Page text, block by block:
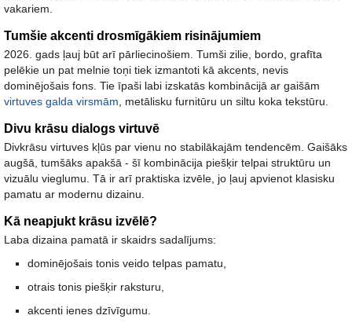
vakariem.
Tumšie akcenti drosmīgākiem risinājumiem
2026. gads ļauj būt arī pārliecinošiem. Tumši zilie bordo grafīta
pelēkie un pat melnie toņi tiek izmantoti kā akcents, nevis
dominējošais fons. Tie īpaši labi izskatās kombinācijā ar gaišām
virtuves galda virsmām , metālisku furnitūru un siltu koka tekstūru.
Divu krāsu dialogs virtuvē
Divkrāsu virtuves kļūs par vienu no stabilākajām tendencēm. Gaišāks
augšā tumšāks apakšā - šī kombinācija piešķir telpai struktūru un
vizuālu vieglumu. Tā ir arī praktiska izvēle, jo ļauj apvienot klasisku
pamatu ar modernu dizainu.
Kā neapjukt krāsu izvēlē?
Laba dizaina pamatā ir skaidrs sadalījums:
dominējošais tonis veido telpas pamatu,
otrais tonis piešķir raksturu,
akcenti ienes dzīvīgumu.